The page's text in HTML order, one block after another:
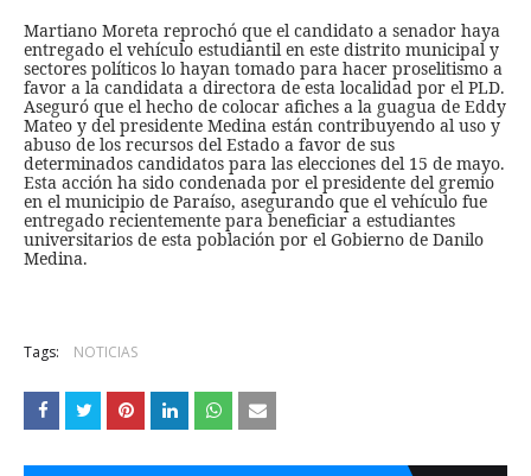
Martiano Moreta reprochó que el candidato a senador haya
entregado el vehículo estudiantil en este distrito municipal y
sectores políticos lo hayan tomado para hacer proselitismo a
favor a la candidata a directora de esta localidad por el PLD.
Aseguró que el hecho de colocar afiches a la guagua de Eddy
Mateo y del presidente Medina están contribuyendo al uso y
abuso de los recursos del Estado a favor de sus
determinados candidatos para las elecciones del 15 de mayo.
Esta acción ha sido condenada por el presidente del gremio
en el municipio de Paraíso, asegurando que el vehículo fue
entregado recientemente para beneficiar a estudiantes
universitarios de esta población por el Gobierno de Danilo
Medina.
Tags: NOTICIAS